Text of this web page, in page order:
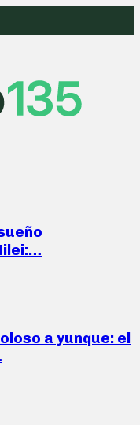
a yunque: el